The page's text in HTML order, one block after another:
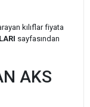
kılıflar fiyata
sayfasından
AKS